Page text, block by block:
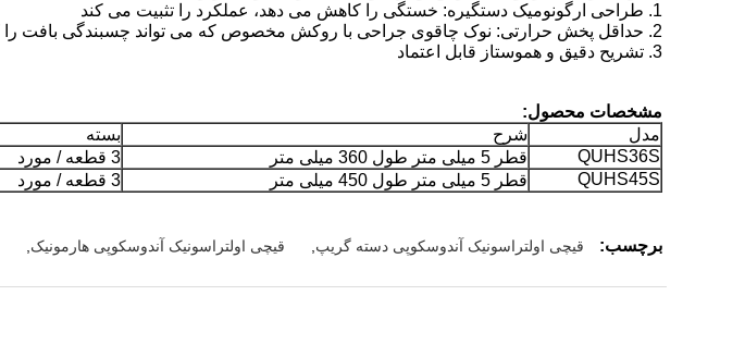
1. طراحی ارگونومیک دستگیره: خستگی را کاهش می دهد، عملکرد را تثبیت می کند
2. حداقل پخش حرارتی: نوک چاقوی جراحی با روکش مخصوص که می تواند چسبندگی بافت را کاهش دهد و کوچکترین اسکار و خشکی را روی بافت ایجاد کند.
3. تشریح دقیق و هموستاز قابل اعتماد
مشخصات محصول:
مدل
شرح
بسته
QUHS36S
قطر 5 میلی متر طول 360 میلی متر
3 قطعه / مورد
QUHS45S
قطر 5 میلی متر طول 450 میلی متر 3 قطعه / مورد
برچسب: قیچی اولتراسونیک آندوسکوپی دسته گریپ قیچی اولتراسونیک آندوسکوپی هارمونیک